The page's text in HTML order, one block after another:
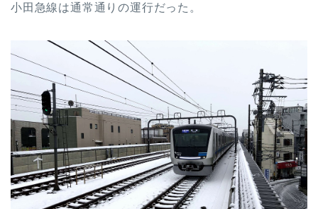
小田急線は通常通りの運行だった。